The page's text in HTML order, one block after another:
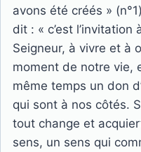
avons été créés »
dit : « c’est
Seigneur, à vivre et à
moment de notre vie,
même temps un don
qui sont à nos côtés.
tout change et
sens, un sens qui